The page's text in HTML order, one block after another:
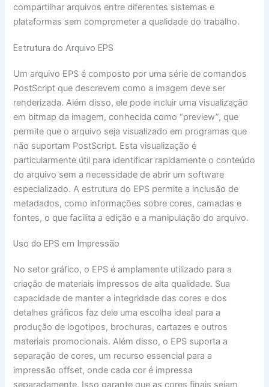
compartilhar arquivos entre diferentes sistemas e
plataformas sem comprometer a qualidade do trabalho.
Estrutura do Arquivo EPS
Um arquivo EPS é composto por uma série de comandos
PostScript que descrevem como a imagem deve ser
renderizada. Além disso, ele pode incluir uma visualização
em bitmap da imagem, conhecida como “preview”, que
permite que o arquivo seja visualizado em programas que
não suportam PostScript. Esta visualização é
particularmente útil para identificar rapidamente o conteúdo
do arquivo sem a necessidade de abrir um software
especializado. A estrutura do EPS permite a inclusão de
metadados, como informações sobre cores, camadas e
fontes, o que facilita a edição e a manipulação do arquivo.
Uso do EPS em Impressão
No setor gráfico, o EPS é amplamente utilizado para a
criação de materiais impressos de alta qualidade. Sua
capacidade de manter a integridade das cores e dos
detalhes gráficos faz dele uma escolha ideal para a
produção de logotipos, brochuras, cartazes e outros
materiais promocionais. Além disso, o EPS suporta a
separação de cores, um recurso essencial para a
impressão offset, onde cada cor é impressa
separadamente. Isso garante que as cores finais sejam